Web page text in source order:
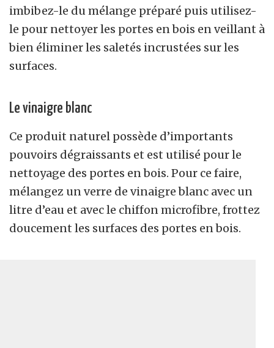
imbibez-le du mélange préparé puis utilisez-
le pour nettoyer les portes en bois en veillant à
bien éliminer les saletés incrustées sur les
surfaces.
Le vinaigre blanc
Ce produit naturel possède d’importants
pouvoirs dégraissants et est utilisé pour le
nettoyage des portes en bois. Pour ce faire,
mélangez un verre de vinaigre blanc avec un
litre d’eau et avec le chiffon microfibre, frottez
doucement les surfaces des portes en bois.